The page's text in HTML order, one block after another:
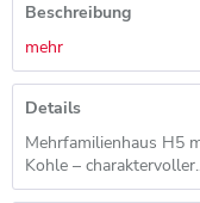
Beschreibung
mehr
Details
Mehrfamilienhaus H5
Kohle –